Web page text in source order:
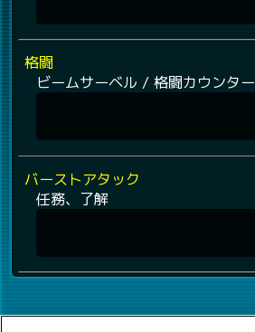
格闘
ビームサーベル / 格闘カウンター
バーストアタック
任務、了解